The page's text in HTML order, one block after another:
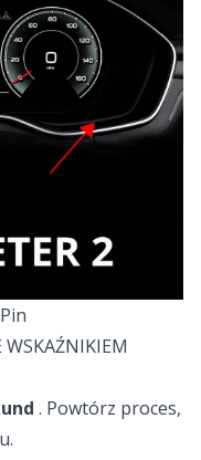
WSKAŹNIKIEM
. Powtórz proces,